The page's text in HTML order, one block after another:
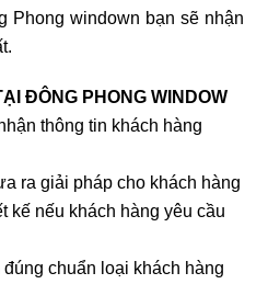
Phong windown bạn sẽ nhận
ĐÔNG PHONG WINDOW
thông tin khách hàng
ra giải pháp cho khách hàng
kế nếu khách hàng yêu cầu
chuẩn loại khách hàng